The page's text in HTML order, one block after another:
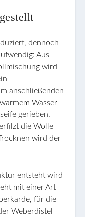
dennoch
Aus
wird
anschließenden
Wasser
gerieben,
die Wolle
wird der
entsteht wird
mit einer Art
für die
Weberdistel